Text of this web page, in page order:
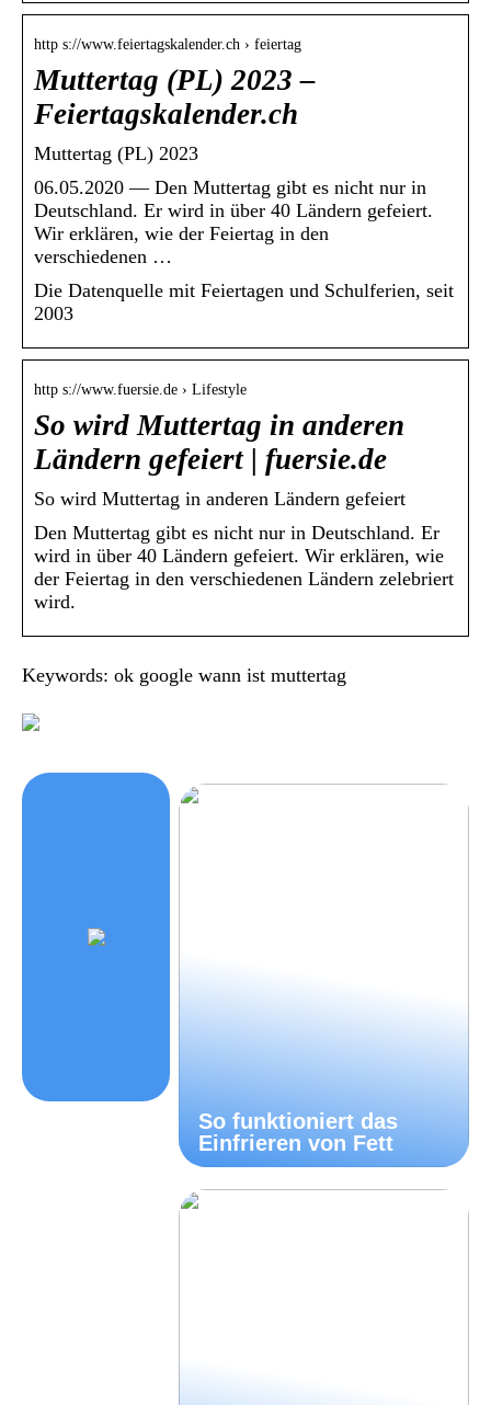
http s://www.feiertagskalender.ch › feiertag
Muttertag (PL) 2023 –
Feiertagskalender.ch
Muttertag (PL) 2023
06.05.2020 — Den Muttertag gibt es nicht nur in
Deutschland. Er wird in über 40 Ländern gefeiert.
Wir erklären, wie der Feiertag in den
verschiedenen …
Die Datenquelle mit Feiertagen und Schulferien, seit
2003
http s://www.fuersie.de › Lifestyle
So wird Muttertag in anderen
Ländern gefeiert | fuersie.de
So wird Muttertag in anderen Ländern gefeiert
Den Muttertag gibt es nicht nur in Deutschland. Er
wird in über 40 Ländern gefeiert. Wir erklären, wie
der Feiertag in den verschiedenen Ländern zelebriert
wird.
Keywords: ok google wann ist muttertag
So funktioniert das
Einfrieren von Fett